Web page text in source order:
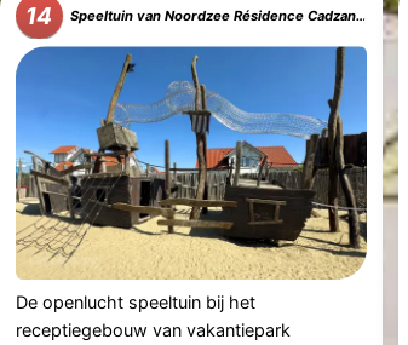
14 Speeltuin van Noordzee Résidence Cadzand-Bad
De openlucht speeltuin bij het
receptiegebouw van vakantiepark